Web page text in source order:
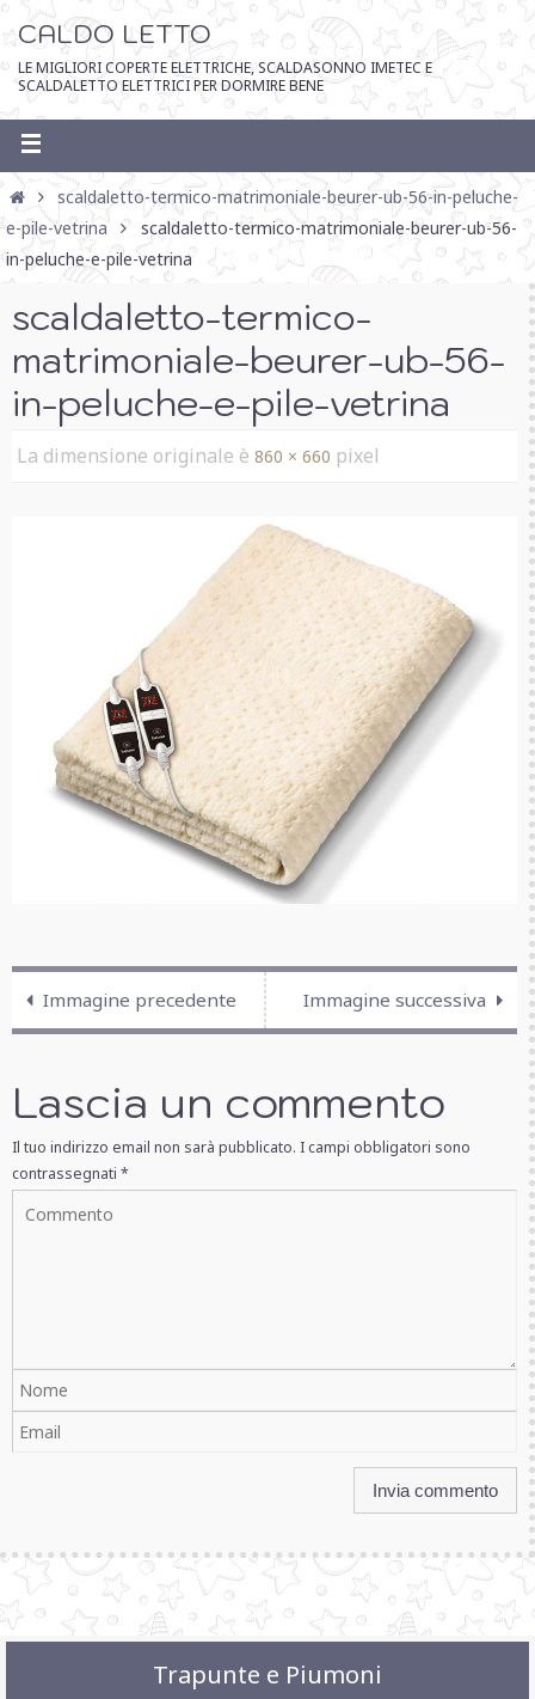
CALDO LETTO
LE MIGLIORI COPERTE ELETTRICHE, SCALDASONNO IMETEC E
SCALDALETTO ELETTRICI PER DORMIRE BENE
scaldaletto-termico-matrimoniale-beurer-ub-56-in-peluche-
e-pile-vetrina
scaldaletto-termico-matrimoniale-beurer-ub-56-
in-peluche-e-pile-vetrina
scaldaletto-termico-
matrimoniale-beurer-ub-56-
in-peluche-e-pile-vetrina
La dimensione originale è 860 × 660 pixel
Immagine precedente Immagine successiva
Lascia un commento
Il tuo indirizzo email non sarà pubblicato. I campi obbligatori sono
contrassegnati *
Trapunte e Piumoni